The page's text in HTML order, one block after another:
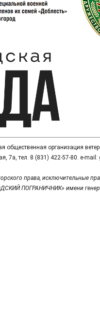
общественная организация
7а, тел. 8 (831) 422-57-80. e-
права, исключительные
ПОГРАНИЧНИК» имени